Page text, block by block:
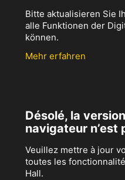
Bitte aktualisieren Sie
alle Funktionen der
können.
Mehr erfahren
Désolé, la
navigateur n’est
Veuillez mettre à jour
toutes les
Hall.